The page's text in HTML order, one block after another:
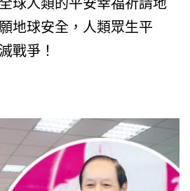
球人類的平安幸福祈請地
地球安全，人類眾生平
戰爭！